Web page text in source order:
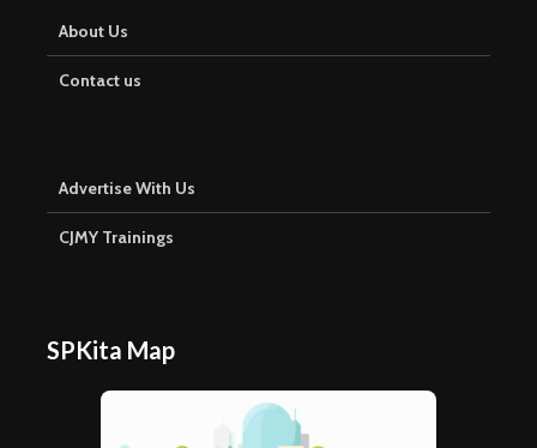
About Us
Contact us
Advertise With Us
CJMY Trainings
SPKita Map